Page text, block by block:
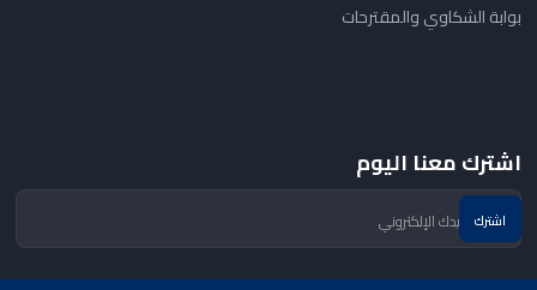
بوابة الشكاوي والمقترحات
اشترك معنا اليوم